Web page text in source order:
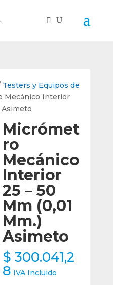
Testers y Equipos de
Mecánico Interior
Asimeto
Micrómet
ro
Mecánico
Interior
25 – 50
Mm (0,01
Mm.)
Asimeto
$ 300.041,2
8 IVA Incluido